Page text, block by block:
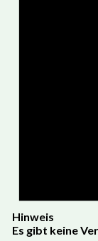
Hinweis
Es gibt keine